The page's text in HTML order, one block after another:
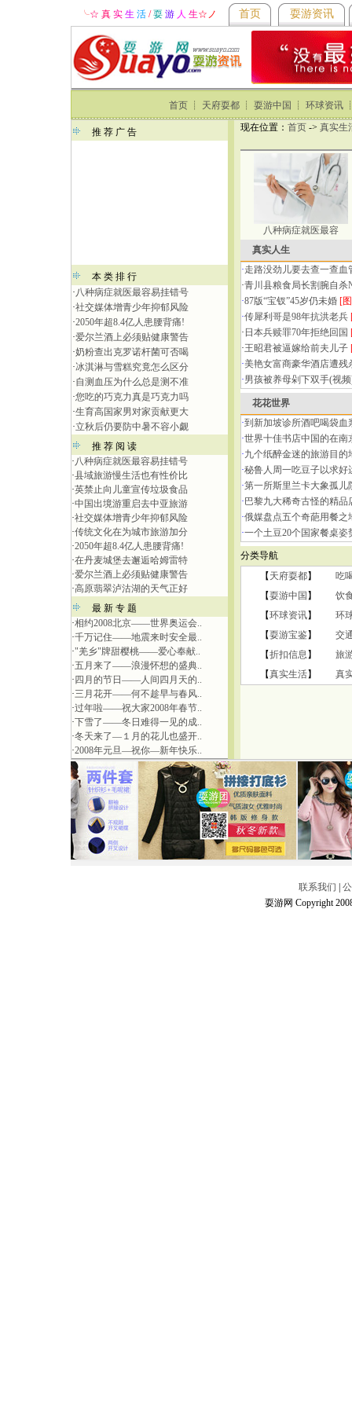
╰☆ 真 实 生 活 /耍 游人 生☆ ノ 首页 耍游资讯
首页 ┊ 天府耍都 ┊ 耍游中国 ┊ 环球资讯
推 荐 广 告
本 类 排 行
·八种病症就医最容易挂错号
·社交媒体增青少年抑郁风险
·2050年超8.4亿人患腰背痛!
·爱尔兰酒上必须贴健康警告
·奶粉查出克罗诺杆菌可否喝
·冰淇淋与雪糕究竟怎么区分
·自测血压为什么总是测不准
·您吃的巧克力真是巧克力吗
·生育高国家男对家贡献更大
·立秋后仍要防中暑不容小觑
推 荐 阅 读
·八种病症就医最容易挂错号
·县域旅游慢生活也有性价比
·英禁止向儿童宣传垃圾食品
·中国出境游重启去中亚旅游
·社交媒体增青少年抑郁风险
·传统文化在为城市旅游加分
·2050年超8.4亿人患腰背痛!
·在丹麦城堡去邂逅哈姆雷特
·爱尔兰酒上必须贴健康警告
·高原翡翠泸沽湖的天气正好
最 新 专 题
·相约2008北京——世界奥运会..
·千万记住——地震来时安全最..
·"羌乡"牌甜樱桃——爱心奉献..
·五月来了——浪漫怀想的盛典..
· 四月的节日——人间四月天的..
·三月花开——何不趁早与春风..
·过年啦——祝大家2008年春节..
·下雪了——冬日难得一见的成..
·冬天来了—１月的花儿也盛开..
·2008年元旦—祝你—新年快乐..
现在位置： 首页 -> 真实生
八种病症就医最容
真实人生
·走路没劲儿要去查一查血
·青川县粮食局长割腕自
·87版“宝钗”45岁仍未婚 [
·传犀利哥是98年抗洪老兵
· 日本兵赎罪70年拒绝回国
·王昭君被逼嫁给前夫儿子
·美艳女富商豪华酒店遭残
·男孩被养母剁下双手(视
花花世界
·到新加坡诊所酒吧喝袋血
·世界十佳书店中国的在南
·九个纸醉金迷的旅游目的
·秘鲁人周一吃豆子以求好
·第一所斯里兰卡大象孤儿
· 巴黎九大稀奇古怪的精
·俄媒盘点五个奇葩用餐之
·一个土豆20个国家餐桌姿
分类导航
【 天府耍都】
吃
【耍游中国 】
饮
【环球资讯】
环
【耍游宝鉴】
交
【折扣信息 】
旅
【真实生活】 真
联系我们
耍游网 Copyright